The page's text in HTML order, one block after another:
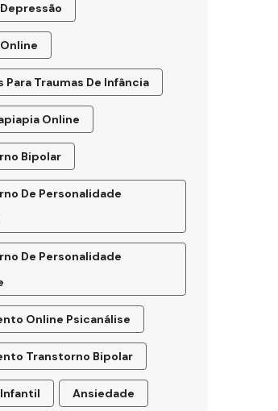
Traumas De Infância
Online
Bipolar
De Personalidade
De Personalidade
Online Psicanálise
Transtorno Bipolar
Ansiedade